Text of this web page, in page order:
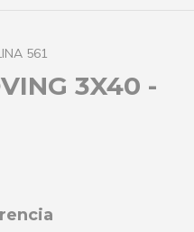
561
3X40 -